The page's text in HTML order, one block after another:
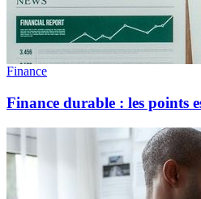
Finance
Finance durable : les points